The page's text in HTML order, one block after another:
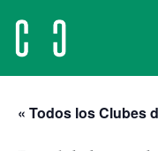
MAIN
« Todos los Clubes